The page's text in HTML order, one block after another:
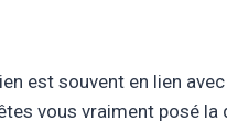
est souvent en lien
vous vraiment posé